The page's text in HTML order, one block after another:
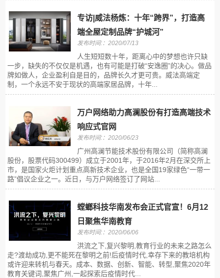
专访|威法杨炼：十年“跨界”，打造高
端全屋定制品牌“护城河”
发布时间:：2020/07/13
人生短短数十年，距离心中的梦想也许只缺
一步，缺失的不仅仅是机遇，也有可能是打破“安逸圈”的决心。做品
牌如做人，企业盈利自是目的，品牌长久才更可贵。威法高端定
制，一个永远不安于现状的高端家居品牌，十年...
万户网络助力高澜股份有打造高端技术
响应式官网
发布时间:：2020/06/23
广州高澜节能技术股份有限公司（简称高澜
股份，股票代码300499）成立于2001年，于2016年2月在深交所上
市，是国家火炬计划重点高新技术企业，也是全国19家绿色“一带一
路”倡议企业之一。近日，与万户网络签订了网站...
螳螂科技华南发布会正式官宣！6月12
日聚焦华南教育
发布时间:：2020/06/06
洪流之下,复兴黎明,教育行业的未来之路怎么
走?渡劫成功,更不能死在黎明之前!后疫情时代,幸存下来的教培机构
或许迎来转机与春天。成本、数据、创新、智能、转型,聚焦2020年
教育关键词,聚焦广州,一起探索后疫情时代...